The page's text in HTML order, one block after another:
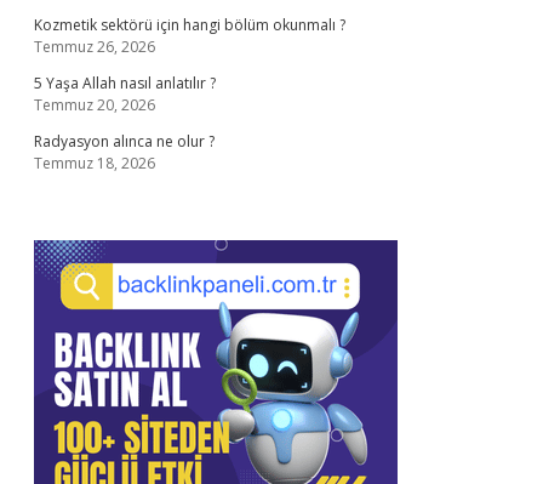
Kozmetik sektörü için hangi bölüm okunmalı ?
Temmuz 26, 2026
5 Yaşa Allah nasıl anlatılır ?
Temmuz 20, 2026
Radyasyon alınca ne olur ?
Temmuz 18, 2026